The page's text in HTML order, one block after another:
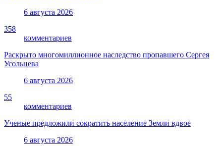
6 августа 2026
358
комментариев
Раскрыто многомиллионное наследство пропавшего Сергея
Усольцева
6 августа 2026
55
комментариев
Ученые предложили сократить население Земли вдвое
6 августа 2026